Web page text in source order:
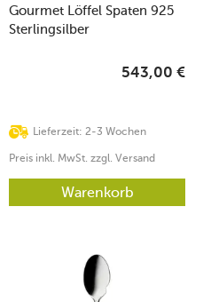
Gourmet Löffel Spaten 925
Sterlingsilber
Lieferzeit: 2-3 Wochen
543,00 €
Preis inkl. MwSt. zzgl. Versand
Warenkorb